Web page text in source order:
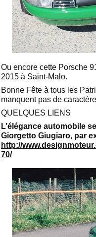
Ou encore cette Porsche
2015 à Saint-Malo.
Bonne Fête à tous les
manquent pas de
QUELQUES LIENS
L’élégance automobile
Giorgetto Giugiaro, par
http://
70/